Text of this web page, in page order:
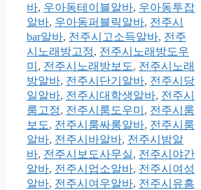
바, 우아동테이블알바, 우아동투잡
알바, 우아동퍼블릭알바, 전주시
bar알바, 전주시고소득알바, 전주
시노래방고정, 전주시노래방도우
미 , 전주시노래방보도, 전주시노래
방알바, 전주시단기알바, 전주시당
일알바, 전주시대학생알바, 전주시
룸고정, 전주시룸도우미 , 전주시룸
보도, 전주시룸싸롱알바, 전주시룸
알바, 전주시바알바, 전주시밤알
바, 전주시보도사무실, 전주시야간
알바, 전주시업소알바, 전주시여성
알바, 전주시여우알바, 전주시유흥